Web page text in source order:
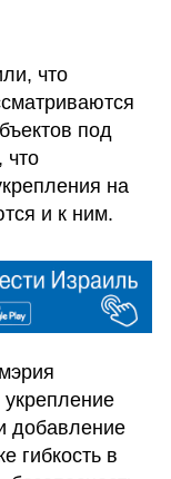
что
под
что
на
и к ним.
добавление
гибкость в